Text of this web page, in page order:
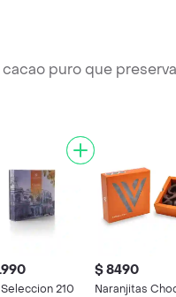
puro que
210
$ 8490
Naranjitas